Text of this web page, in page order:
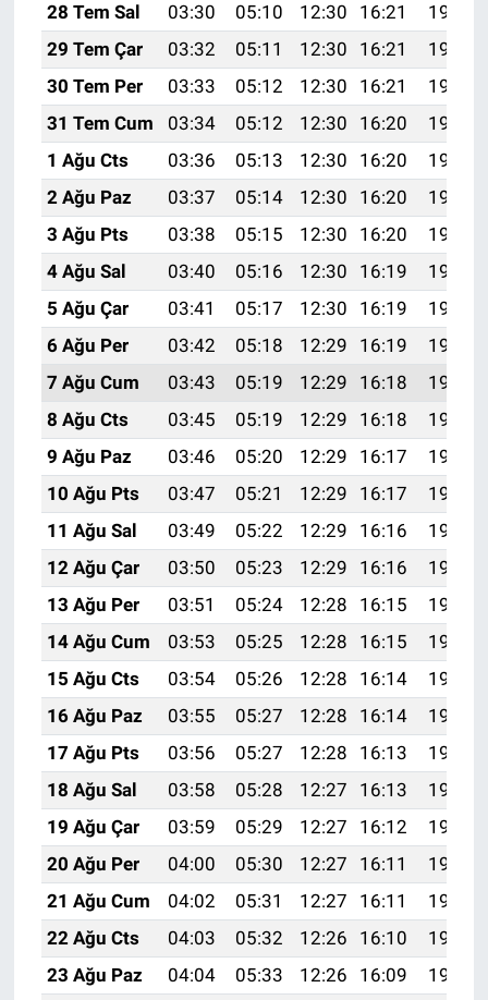
28 Tem Sal
03:30 05:10 12:30 16:21
19:40
29 Tem Çar
03:32 05:11 12:30 16:21
19:39
30 Tem Per
03:33 05:12 12:30 16:21
19:38
31 Tem Cum
03:34 05:12 12:30 16:20
19:37
1 Ağu Cts
03:36 05:13 12:30 16:20
19:36
2 Ağu Paz
03:37 05:14 12:30 16:20
19:35
3 Ağu Pts
03:38 05:15 12:30 16:20
19:34
4 Ağu Sal
03:40 05:16 12:30 16:19
19:33
5 Ağu Çar
03:41 05:17 12:30 16:19
19:32
6 Ağu Per
03:42 05:18 12:29 16:19
19:31
7 Ağu Cum
03:43 05:19 12:29 16:18
19:30
8 Ağu Cts
03:45 05:19 12:29 16:18
19:29
9 Ağu Paz
03:46 05:20 12:29 16:17
19:28
10 Ağu Pts
03:47 05:21 12:29 16:17
19:27
11 Ağu Sal
03:49 05:22 12:29 16:16
19:25
12 Ağu Çar
03:50 05:23 12:29 16:16
19:24
13 Ağu Per
03:51 05:24 12:28 16:15
19:23
14 Ağu Cum
03:53 05:25 12:28 16:15
19:22
15 Ağu Cts
03:54 05:26 12:28 16:14
19:21
16 Ağu Paz
03:55 05:27 12:28 16:14
19:19
17 Ağu Pts
03:56 05:27 12:28 16:13
19:18
18 Ağu Sal
03:58 05:28 12:27 16:13
19:17
19 Ağu Çar
03:59 05:29 12:27 16:12
19:15
20 Ağu Per
04:00 05:30 12:27 16:11
19:14
21 Ağu Cum
04:02 05:31 12:27 16:11
19:13
22 Ağu Cts
04:03 05:32 12:26 16:10
19:11
23 Ağu Paz
04:04 05:33 12:26 16:09
19:10